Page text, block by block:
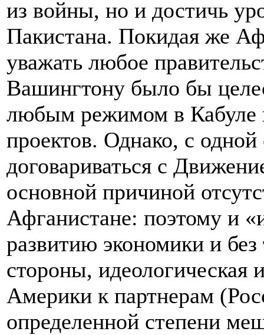
из войны, но и достичь
Пакистана. Покидая же
уважать любое
Вашингтону было бы
любым режимом в Кабуле
проектов. Однако, с
договариваться с
основной причиной
Афганистане: поэтому и
развитию экономики и
стороны, идеологическая
Америки к партнерам
определенной степени